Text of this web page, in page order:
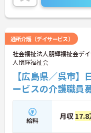
通所介護（デイサービス）
社会福祉法人朋輝福祉会デ
人朋輝福祉会
【広島県／呉市
ービスの介護職員
給料 月収 17.8